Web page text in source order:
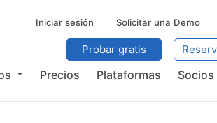
Iniciar sesión Solicitar una Demo
Precios Plataformas Socios
Probar gratis